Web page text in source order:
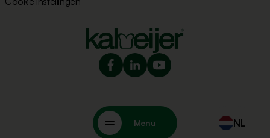
Menu NL